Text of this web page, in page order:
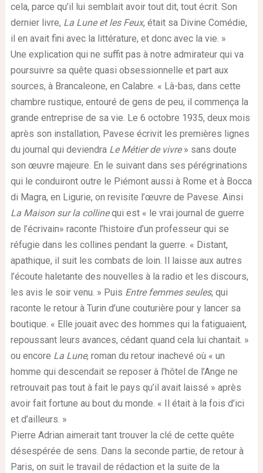
cela, parce qu’il lui semblait avoir tout dit, tout écrit. Son
dernier livre, La Lune et les Feux, était sa Divine Comédie,
il en avait fini avec la littérature, et donc avec la vie. »
Une explication qui ne suffit pas à notre admirateur qui va
poursuivre sa quête quasi obsessionnelle et part aux
sources, à Brancaleone, en Calabre. « Là-bas, dans cette
chambre rustique, entouré de gens de peu, il commença la
grande entreprise de sa vie. Le 6 octobre 1935, deux mois
après son installation, Pavese écrivit les premières lignes
du journal qui deviendra Le Métier de vivre» sans doute
son œuvre majeure. En le suivant dans ses pérégrinations
qui le conduiront outre le Piémont aussi à Rome et à Bocca
di Magra, en Ligurie, on revisite l’œuvre de Pavese. Ainsi
La Maison sur la collinequi est « le vrai journal de guerre
de l’écrivain» raconte l’histoire d’un professeur qui se
réfugie dans les collines pendant la guerre. « Distant,
apathique, il suit les combats de loin. Il laisse aux autres
l’écoute haletante des nouvelles à la radio et les discours,
les avis le soir venu. » Puis Entre femmes seules, qui
raconte le retour à Turin d’une couturière pour y lancer sa
boutique. « Elle jouait avec des hommes qui la fatiguaient,
repoussant leurs avances, cédant quand cela lui chantait. »
ou encore La Lune, roman du retour inachevé où « un
homme qui descendait se reposer à l’hôtel de l’Ange ne
retrouvait pas tout à fait le pays qu’il avait laissé » après
avoir fait fortune au bout du monde. « Il était à la fois d’ici
et d’ailleurs. »
Pierre Adrian aimerait tant trouver la clé de cette quête
désespérée de sens. Dans la seconde partie, de retour à
Paris, on suit le travail de rédaction et la suite de la